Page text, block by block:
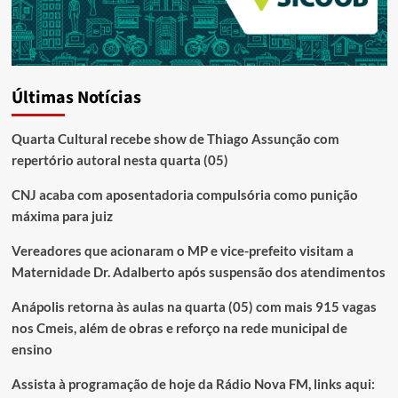
Últimas Notícias
Quarta Cultural recebe show de Thiago Assunção com
repertório autoral nesta quarta (05)
CNJ acaba com aposentadoria compulsória como punição
máxima para juiz
Vereadores que acionaram o MP e vice-prefeito visitam a
Maternidade Dr. Adalberto após suspensão dos atendimentos
Anápolis retorna às aulas na quarta (05) com mais 915 vagas
nos Cmeis, além de obras e reforço na rede municipal de
ensino
Assista à programação de hoje da Rádio Nova FM, links aqui: